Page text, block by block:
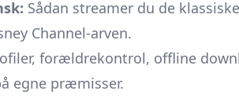
Sådan streamer du de
Channel-arven.
forældrekontrol, offline
egne præmisser.